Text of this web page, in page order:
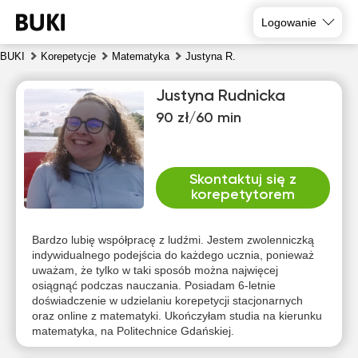
Logowanie
BUKI Korepetycje Matematyka Justyna R.
Justyna Rudnicka
90 zł/60 min
Skontaktuj się z
korepetytorem
Bardzo lubię współpracę z ludźmi. Jestem zwolenniczką
indywidualnego podejścia do każdego ucznia, ponieważ
uważam, że tylko w taki sposób można najwięcej
osiągnąć podczas nauczania. Posiadam 6-letnie
doświadczenie w udzielaniu korepetycji stacjonarnych
oraz online z matematyki. Ukończyłam studia na kierunku
matematyka, na Politechnice Gdańskiej.
6
7
8
9
10
15:30
16:00
10:00
10:30
15:00
15:30
15:00
15:30
Brak
dostępnych
terminów
Brak
dostępnych
terminów